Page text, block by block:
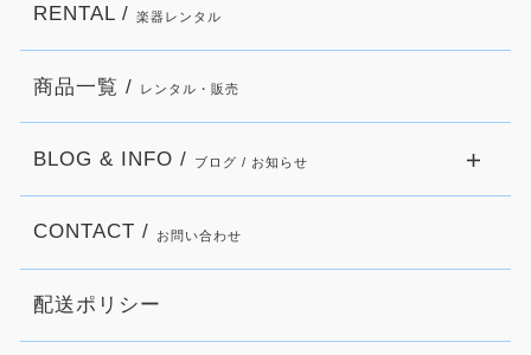
RENTAL / 楽器レンタル
商品一覧 / レンタル・販売
BLOG & INFO / ブログ / お知らせ
CONTACT / お問い合わせ
配送ポリシー